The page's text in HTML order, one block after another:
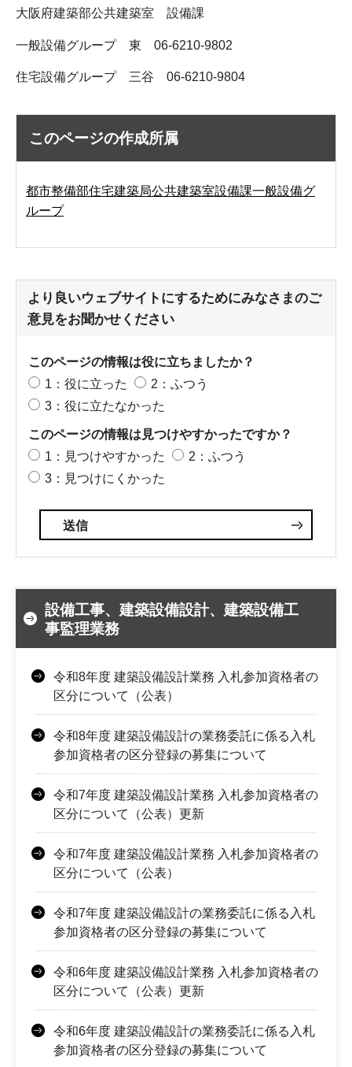
大阪府建築部公共建築室 設備課
一般設備グループ 東 06-6210-9802
住宅設備グループ 三谷 06-6210-9804
このページの作成所属
都市整備部住宅建築局公共建築室設備課一般設備グ
ループ
より良いウェブサイトにするためにみなさまのご
意見をお聞かせください
このページの情報は役に立ちましたか？
1：役に立った
2：ふつう
3：役に立たなかった
このページの情報は見つけやすかったですか？
1：見つけやすかった
2：ふつう
3：見つけにくかった
設備工事、建築設備設計、建築設備工
事監理業務
令和8年度 建築設備設計業務 入札参加資格者の
区分について（公表）
令和8年度 建築設備設計の業務委託に係る入札
参加資格者の区分登録の募集について
令和7年度 建築設備設計業務 入札参加資格者の
区分について（公表）更新
令和7年度 建築設備設計業務 入札参加資格者の
区分について（公表）
令和7年度 建築設備設計の業務委託に係る入札
参加資格者の区分登録の募集について
令和6年度 建築設備設計業務 入札参加資格者の
区分について（公表）更新
令和6年度 建築設備設計の業務委託に係る入札
参加資格者の区分登録の募集について